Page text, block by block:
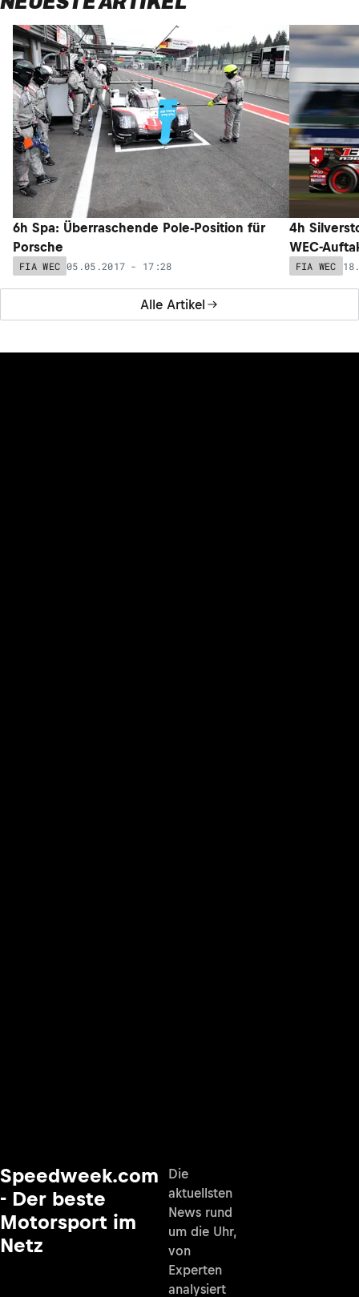
Alle Artikel
6h Spa: Überraschende Pole-Position für
Porsche
FIA WEC 05.05.2017 - 17:28
4h
WEC-
FIA WEC
Speedweek.com
- Der beste
Motorsport im
Netz
Die
aktuellsten
News rund
um die Uhr,
von
Experten
analysiert